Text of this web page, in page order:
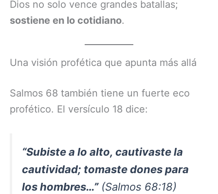
Dios no solo vence grandes batallas;
sostiene en lo cotidiano.
Una visión profética que apunta más allá
Salmos 68 también tiene un fuerte eco
profético. El versículo 18 dice:
“Subiste a lo alto, cautivaste la
cautividad; tomaste dones para
los hombres…”(Salmos 68:18)